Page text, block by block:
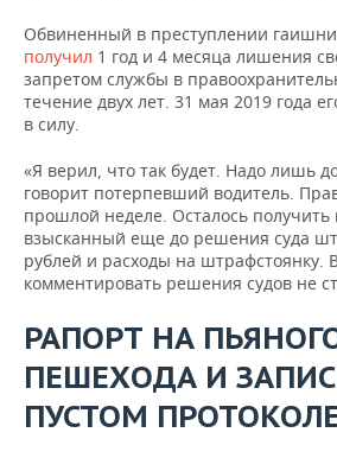
Обвиненный в преступлении
получил 1 год и 4 месяца лишения
запретом службы в
течение двух лет. 31 мая 2019 года
в силу.
«Я верил, что так будет. Надо лишь
говорит потерпевший водитель.
прошлой неделе. Осталось получить
взысканный еще до решения суда
рублей и расходы на штрафстоянку.
комментировать решения судов не
РАПОРТ НА
ПЕШЕХОДА И
ПУСТОМ